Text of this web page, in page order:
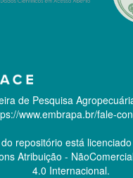
de Pesquisa
www.embrapa.br/fale-
repositório está
Atribuição -
4.0 Internacional.